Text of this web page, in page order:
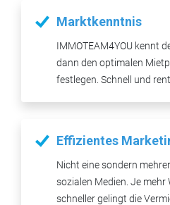
Marktkenntnis
IMMOTEAM4YOU kennt
dann den optimalen
festlegen. Schnell und
Effizientes
Nicht eine sondern
sozialen Medien. Je mehr
schneller gelingt die